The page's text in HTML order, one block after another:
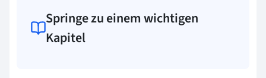
Springe zu einem wichtigen
Kapitel